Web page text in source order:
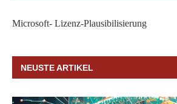
Microsoft- Lizenz-Plausibilisierung
NEUSTE ARTIKEL